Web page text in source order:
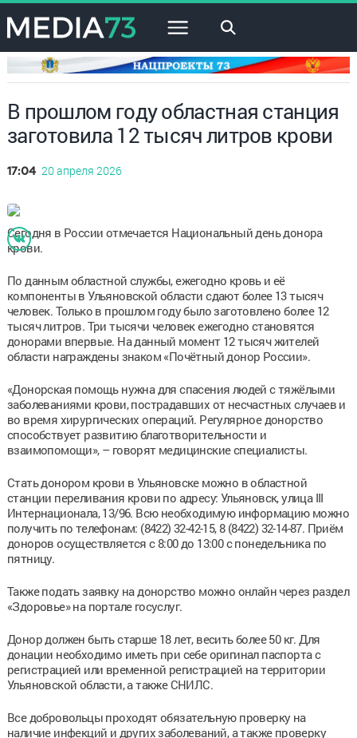
×
В прошлом году областная станция
заготовила 12 тысяч литров крови
17:04 20 апреля 2026
Сегодня в России отмечается Национальный день донора
крови.
По данным областной службы, ежегодно кровь и её
компоненты в Ульяновской области сдают более 13 тысяч
человек. Только в прошлом году было заготовлено более 12
тысяч литров. Три тысячи человек ежегодно становятся
донорами впервые. На данный момент 12 тысяч жителей
области награждены знаком «Почётный донор России».
«Донорская помощь нужна для спасения людей с тяжёлыми
заболеваниями крови, пострадавших от несчастных случаев и
во время хирургических операций. Регулярное донорство
способствует развитию благотворительности и
взаимопомощи», – говорят медицинские специалисты.
Стать донором крови в Ульяновске можно в областной
станции переливания крови по адресу: Ульяновск, улица III
Интернационала, 13/96. Всю необходимую информацию можно
получить по телефонам: (8422) 32-42-15, 8 (8422) 32-14-87. Приём
доноров осуществляется с 8:00 до 13:00 с понедельника по
пятницу.
Также подать заявку на донорство можно онлайн через раздел
«Здоровье» на портале госуслуг.
Донор должен быть старше 18 лет, весить более 50 кг. Для
донации необходимо иметь при себе оригинал паспорта с
регистрацией или временной регистрацией на территории
Ульяновской области, а также СНИЛС.
Все добровольцы проходят обязательную проверку на
наличие инфекций и других заболеваний, а также проверку